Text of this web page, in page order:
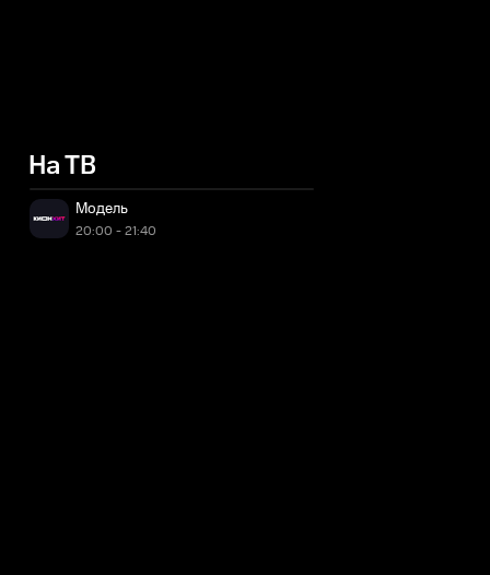
На ТВ
Модель
20:00 - 21:40